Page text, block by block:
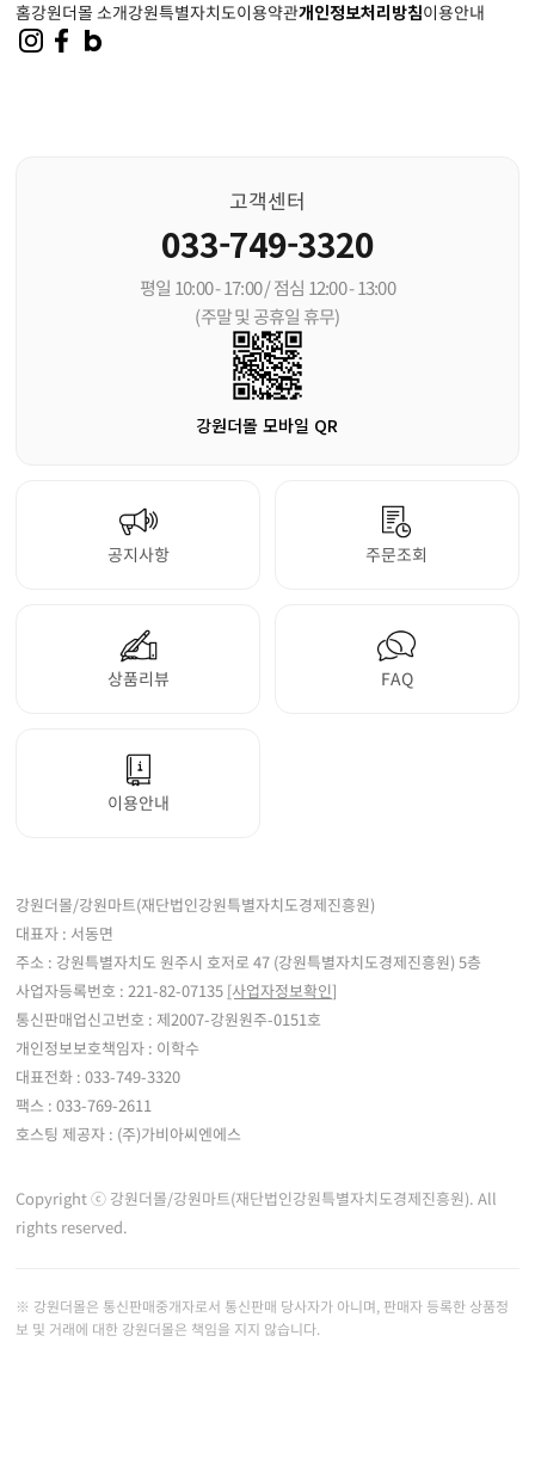
홈강원더몰 소개강원특별자치도이용약관개인정보처리방침이용안내
고객센터
033-749-3320
평일 10:00 - 17:00 / 점심 12:00 - 13:00
(주말 및 공휴일 휴무)
강원더몰 모바일 QR
공지사항 주문조회
상품리뷰 FAQ
이용안내
강원더몰/강원마트(재단법인강원특별자치도경제진흥원)
대표자 : 서동면
주소 : 강원특별자치도 원주시 호저로 47 (강원특별자치도경제진흥원) 5층
사업자등록번호 : 221-82-07135 [사업자정보확인]
통신판매업신고번호 : 제2007-강원원주-0151호
개인정보보호책임자 : 이학수
대표전화 : 033-749-3320
팩스 : 033-769-2611
호스팅 제공자 : (주)가비아씨엔에스
Copyright ⓒ 강원더몰/강원마트(재단법인강원특별자치도경제진흥원). All
rights reserved.
※ 강원더몰은 통신판매중개자로서 통신판매 당사자가 아니며, 판매자 등록한 상품정
보 및 거래에 대한 강원더몰은 책임을 지지 않습니다.